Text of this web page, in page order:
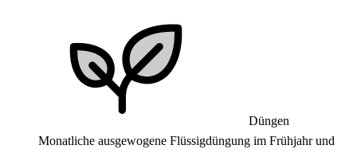
Düngen
Monatliche ausgewogene Flüssigdüngung im Frühjahr und